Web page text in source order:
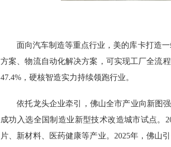
面向汽车制造等重点行业，美的库卡打造一
方案、物流自动化解决方案，可实现工厂全流
47.4%，硬核智造实力持续领跑行业。
依托龙头企业牵引，佛山全市产业向新图强
成功入选全国制造业新型技术改造城市试点。
片、新材料、医药健康等产业。2025年，佛山